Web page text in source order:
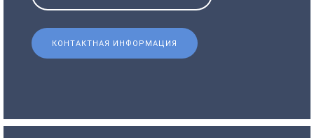
КОНТАКТНАЯ ИНФОРМАЦИЯ